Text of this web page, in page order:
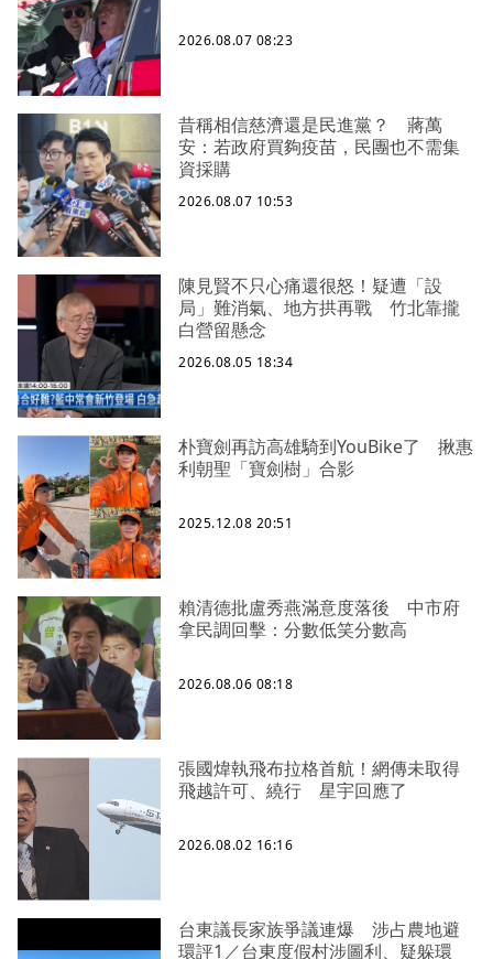
2026.08.07 08:23
昔稱相信慈濟還是民進黨？ 蔣萬
安：若政府買夠疫苗，民團也不需集
資採購
2026.08.07 10:53
陳見賢不只心痛還很怒！疑遭「設
局」難消氣、地方拱再戰 竹北靠攏
白營留懸念
2026.08.05 18:34
朴寶劍再訪高雄騎到YouBike了 揪惠
利朝聖「寶劍樹」合影
2025.12.08 20:51
賴清德批盧秀燕滿意度落後 中市府
拿民調回擊：分數低笑分數高
2026.08.06 08:18
張國煒執飛布拉格首航！網傳未取得
飛越許可、繞行 星宇回應了
2026.08.02 16:16
台東議長家族爭議連爆 涉占農地避
環評1／台東度假村涉圖利、疑躲環